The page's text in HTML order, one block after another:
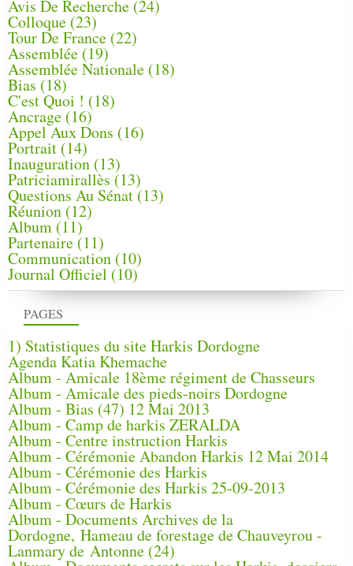
PAGES
1) Statistiques du site Harkis Dordogne
Agenda Katia Khemache
Album - Amicale 18ème régiment de Chasseurs
Album - Amicale des pieds-noirs Dordogne
Album - Bias (47) 12 Mai 2013
Album - Camp de harkis ZERALDA
Album - Centre instruction Harkis
Album - Cérémonie Abandon Harkis 12 Mai 2014
Album - Cérémonie des Harkis
Album - Cérémonie des Harkis 25-09-2013
Album - Cœurs de Harkis
Album - Documents Archives de la
Dordogne, Hameau de forestage de Chauveyrou -
Lanmary de Antonne (24)
Avis De Recherche (24)
Colloque (23)
Tour De France (22)
Assemblée (19)
Assemblée Nationale (18)
Bias (18)
C'est Quoi ! (18)
Ancrage (16)
Appel Aux Dons (16)
Portrait (14)
Inauguration (13)
Patriciamirallès (13)
Questions Au Sénat(13)
Réunion (12)
Album (11)
Partenaire(11)
Communication (10)
Journal Officiel (10)